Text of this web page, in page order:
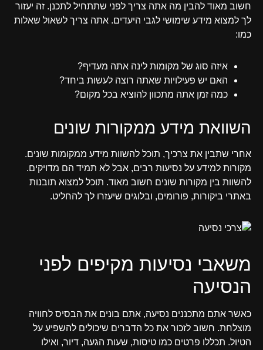
חשוב מאוד להבין מה אתה צריך לפני שתתחיל לתכנן. זה יעזור
לך למצוא מידע שימושי לגבי היעדים. אתה צריך לשאול שאלות
כמו:
איזה סוג של מקומות לינה אתה מעדיף?
האם יש פעילויות שאתה רוצה לעשות ביחד?
כמה זמן אתה מתכוון להוציא בכל מקום?
השוואת מידע ממקורות שונים
אחרי שתבין את צרכיך, תוכל להשוות מידע ממקומות שונים.
מקורות למידע על נסיעות רבים, אבל לא תמיד הם מדויקים.
להשוות בין מקורות שונים חשוב מאוד. תוכל למצוא תובנות
באתרי ביקורות, פורומים, ובלוגים שיעזרו לך להחליט.
משאבי נסיעות מקיפים לפני
הנסיעה
כאשר אתם מתכננים נסיעה, אתם בונים את הבסיס לחוויה
מוצלחת. חשוב לזכור את כל הדברים שיכולים להשפיע על
הטיול. תכללו פרטים כמו טיסות, שעות הגעה, דיור, ואילו